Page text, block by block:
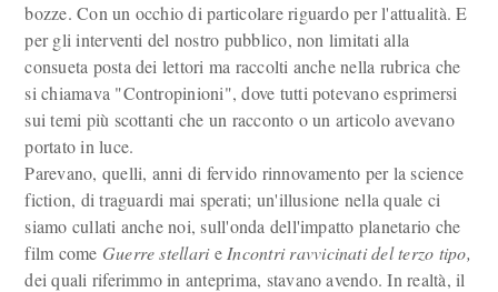
bozze. Con un occhio di particolare riguardo per l'attualità. E
per gli interventi del nostro pubblico, non limitati alla
consueta posta dei lettori ma raccolti anche nella rubrica che
si chiamava "Contropinioni", dove tutti potevano esprimersi
sui temi più scottanti che un racconto o un articolo avevano
portato in luce.
Parevano, quelli, anni di fervido rinnovamento per la science
fiction, di traguardi mai sperati; un'illusione nella quale ci
siamo cullati anche noi, sull'onda dell'impatto planetario che
film come Guerre stellarie Incontri ravvicinati del terzo tipo,
dei quali riferimmo in anteprima, stavano avendo. In realtà, il